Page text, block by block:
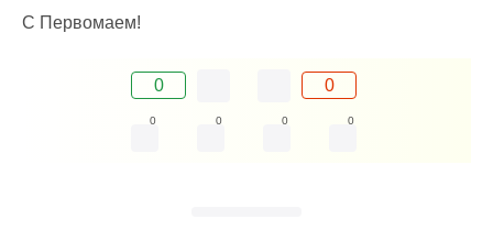
С Первомаем!
0 0
0 0 0 0